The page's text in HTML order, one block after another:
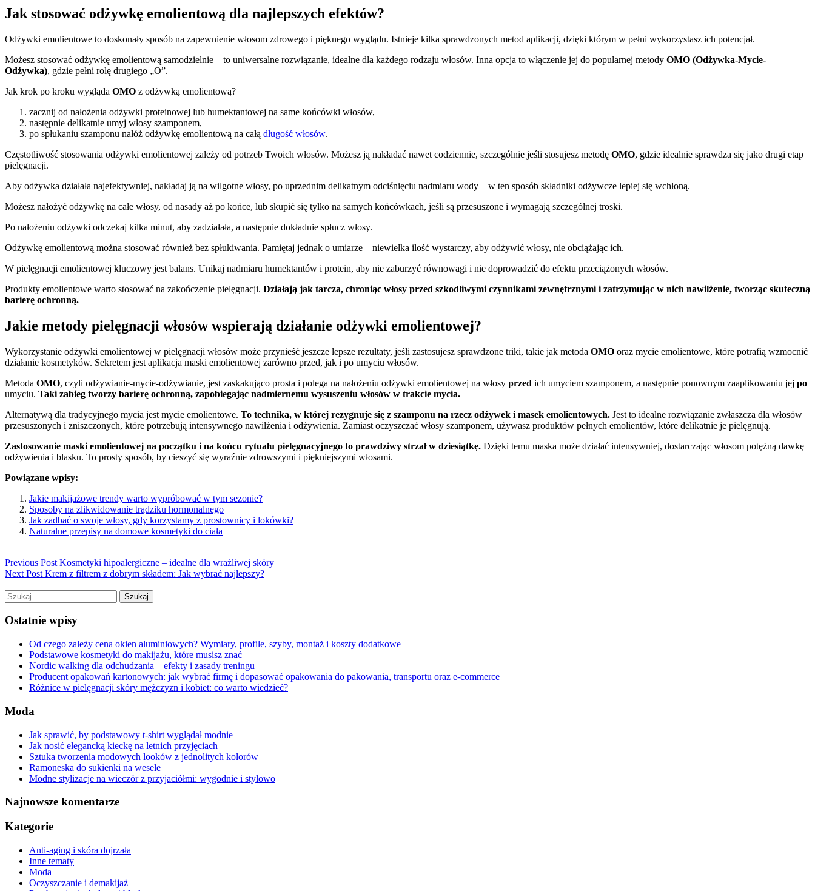
Jak stosować odżywkę emolientową dla najlepszych efektów?
Odżywki emolientowe to doskonały sposób na zapewnienie włosom zdrowego i pięknego wyglądu. Istnieje kilka sprawdzonych metod aplikacji, dzięki którym w pełni wykorzystasz ich potencjał.
Możesz stosować odżywkę emolientową samodzielnie – to uniwersalne rozwiązanie, idealne dla każdego rodzaju włosów. Inna opcja to włączenie jej do popularnej metody OMO (Odżywka-Mycie-
Odżywka), gdzie pełni rolę drugiego „O”.
Jak krok po kroku wygląda OMO z odżywką emolientową?
zacznij od nałożenia odżywki proteinowej lub humektantowej na same końcówki włosów,
następnie delikatnie umyj włosy szamponem,
po spłukaniu szamponu nałóż odżywkę emolientową na całą długość włosów.
Częstotliwość stosowania odżywki emolientowej zależy od potrzeb Twoich włosów. Możesz ją nakładać nawet codziennie, szczególnie jeśli stosujesz metodę OMO, gdzie idealnie sprawdza się jako drugi etap
pielęgnacji.
Aby odżywka działała najefektywniej, nakładaj ją na wilgotne włosy, po uprzednim delikatnym odciśnięciu nadmiaru wody – w ten sposób składniki odżywcze lepiej się wchłoną.
Możesz nałożyć odżywkę na całe włosy, od nasady aż po końce, lub skupić się tylko na samych końcówkach, jeśli są przesuszone i wymagają szczególnej troski.
Po nałożeniu odżywki odczekaj kilka minut, aby zadziałała, a następnie dokładnie spłucz włosy.
Odżywkę emolientową można stosować również bez spłukiwania. Pamiętaj jednak o umiarze – niewielka ilość wystarczy, aby odżywić włosy, nie obciążając ich.
W pielęgnacji emolientowej kluczowy jest balans. Unikaj nadmiaru humektantów i protein, aby nie zaburzyć równowagi i nie doprowadzić do efektu przeciążonych włosów.
Produkty emolientowe warto stosować na zakończenie pielęgnacji. Działają jak tarcza, chroniąc włosy przed szkodliwymi czynnikami zewnętrznymi i zatrzymując w nich nawilżenie, tworząc skuteczną
barierę ochronną.
Jakie metody pielęgnacji włosów wspierają działanie odżywki emolientowej?
Wykorzystanie odżywki emolientowej w pielęgnacji włosów może przynieść jeszcze lepsze rezultaty, jeśli zastosujesz sprawdzone triki, takie jak metoda OMO oraz mycie emolientowe, które potrafią wzmocnić
działanie kosmetyków. Sekretem jest aplikacja maski emolientowej zarówno przed, jak i po umyciu włosów.
Metoda OMO, czyli odżywianie-mycie-odżywianie, jest zaskakująco prosta i polega na nałożeniu odżywki emolientowej na włosy przed ich umyciem szamponem, a następnie ponownym zaaplikowaniu jej po
umyciu. Taki zabieg tworzy barierę ochronną, zapobiegając nadmiernemu wysuszeniu włosów w trakcie mycia.
Alternatywą dla tradycyjnego mycia jest mycie emolientowe. To technika, w której rezygnuje się z szamponu na rzecz odżywek i masek emolientowych. Jest to idealne rozwiązanie zwłaszcza dla włosów
przesuszonych i zniszczonych, które potrzebują intensywnego nawilżenia i odżywienia. Zamiast oczyszczać włosy szamponem, używasz produktów pełnych emolientów, które delikatnie je pielęgnują.
Zastosowanie maski emolientowej na początku i na końcu rytuału pielęgnacyjnego to prawdziwy strzał w dziesiątkę. Dzięki temu maska może działać intensywniej, dostarczając włosom potężną dawkę
odżywienia i blasku. To prosty sposób, by cieszyć się wyraźnie zdrowszymi i piękniejszymi włosami.
Powiązane wpisy:
Jakie makijażowe trendy warto wypróbować w tym sezonie?
Sposoby na zlikwidowanie trądziku hormonalnego
Jak zadbać o swoje włosy, gdy korzystamy z prostownicy i lokówki?
Naturalne przepisy na domowe kosmetyki do ciała
Previous Post Kosmetyki hipoalergiczne – idealne dla wrażliwej skóry
Next Post Krem z filtrem z dobrym składem: Jak wybrać najlepszy?
Szukaj:
Ostatnie wpisy
Od czego zależy cena okien aluminiowych? Wymiary, profile, szyby, montaż i koszty dodatkowe
Podstawowe kosmetyki do makijażu, które musisz znać
Nordic walking dla odchudzania – efekty i zasady treningu
Producent opakowań kartonowych: jak wybrać firmę i dopasować opakowania do pakowania, transportu oraz e-commerce
Różnice w pielęgnacji skóry mężczyzn i kobiet: co warto wiedzieć?
Moda
Jak sprawić, by podstawowy t-shirt wyglądał modnie
Jak nosić elegancką kieckę na letnich przyjęciach
Sztuka tworzenia modowych looków z jednolitych kolorów
Ramoneska do sukienki na wesele
Modne stylizacje na wieczór z przyjaciółmi: wygodnie i stylowo
Najnowsze komentarze
Kategorie
Anti-aging i skóra dojrzała
Inne tematy
Moda
Oczyszczanie i demakijaż